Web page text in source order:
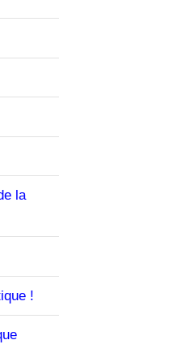
la
!